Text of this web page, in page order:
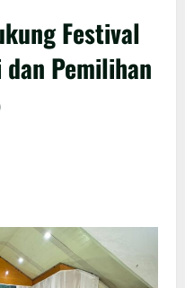
Festival
Pemilihan